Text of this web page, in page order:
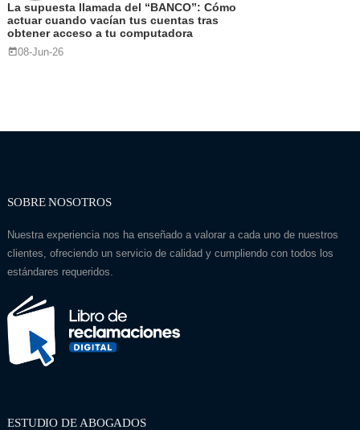
La supuesta llamada del “BANCO”: Cómo
actuar cuando vacían tus cuentas tras
obtener acceso a tu computadora
08-Jun-26
SOBRE NOSOTROS
Nuestra experiencia nos ha enseñado a valorar a cada uno de nuestros
clientes, ofreciendo un servicio de calidad y cumpliendo con todos los
estándares requeridos.
ESTUDIO DE ABOGADOS